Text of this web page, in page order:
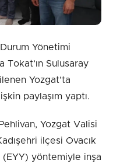
Yönetimi
Tokat’ın Sulusaray
Yozgat’ta
paylaşım yaptı.
Yozgat Valisi
ilçesi Ovacık
(EYY) yöntemiyle inşa